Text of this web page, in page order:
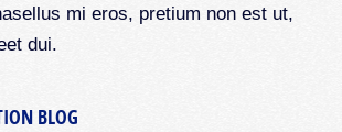
mi eros, pretium non est ut,
dui.
BLOG